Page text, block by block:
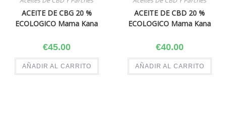
ACEITE DE CBG 20 %
ECOLOGICO Mama Kana
€45.00
AÑADIR AL CARRITO
ACEITE DE CBD 20 %
ECOLOGICO Mama Kana
€40.00
AÑADIR AL CARRITO